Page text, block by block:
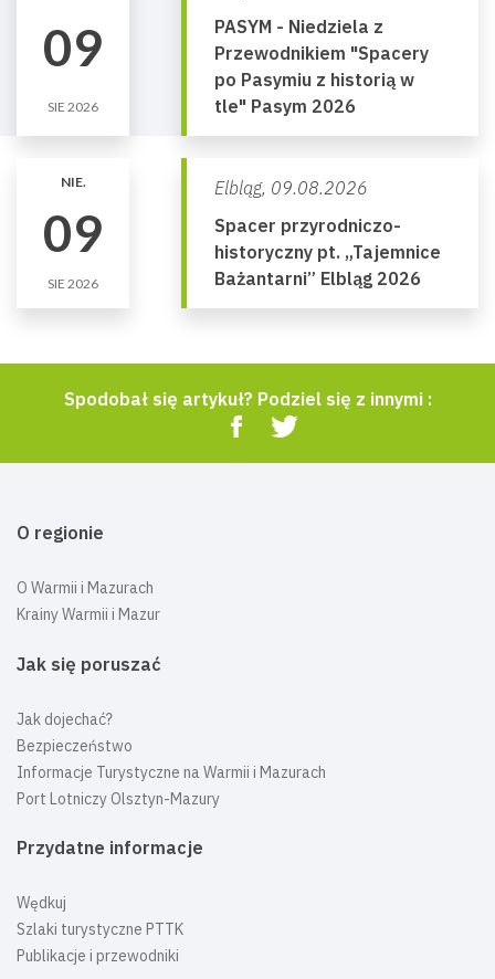
09
SIE 2026
PASYM - Niedziela z
Przewodnikiem "Spacery
po Pasymiu z historią w
tle" Pasym 2026
NIE.
09
SIE 2026
Elbląg, 09.08.2026
Spacer przyrodniczo-
historyczny pt. „Tajemnice
Bażantarni” Elbląg 2026
Spodobał się artykuł? Podziel się z innymi :
O regionie
O Warmii i Mazurach
Krainy Warmii i Mazur
Jak się poruszać
Jak dojechać?
Bezpieczeństwo
Informacje Turystyczne na Warmii i Mazurach
Port Lotniczy Olsztyn-Mazury
Przydatne informacje
Wędkuj
Szlaki turystyczne PTTK
Publikacje i przewodniki